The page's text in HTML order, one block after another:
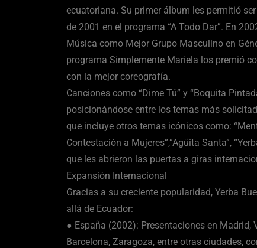
ecuatoriana. Su primer álbum les permitió
de 2001 en el programa “A Todo Dar”. En
Música como Mejor Grupo Masculino en
programa Simplemente Mariela los premió
con la mejor coreografía.
Canciones como “Dime Tú” y “Boquita
posicionándose entre los temas más
que incluye otros temas icónicos como:
Contestación a Mujeres”,”Agüita Santa”,
que les abrieron las puertas a giras
Expansión Internacional
Gracias a su creciente popularidad, Yerba
allá de Ecuador:
● España (2002): Presentaciones en Madrid,
Barcelona, Zaragoza, entre otras ciudades,